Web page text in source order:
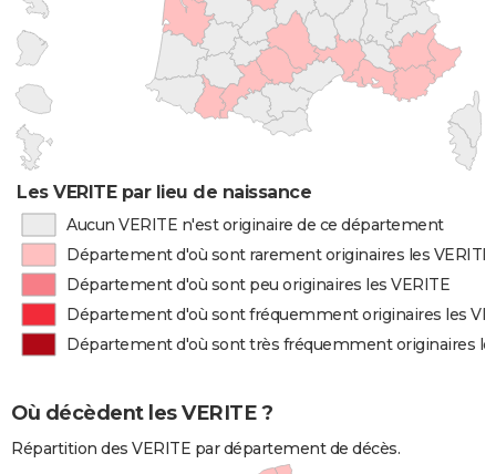
Les VERITE par lieu de naissance
Aucun VERITE n'est originaire de ce département
Département d'où sont rarement originaires les VERITE
Département d'où sont peu originaires les VERITE
Département d'où sont fréquemment originaires les
Département d'où sont très fréquemment originaires
Où décèdent les VERITE ?
Répartition des VERITE par département de décès.